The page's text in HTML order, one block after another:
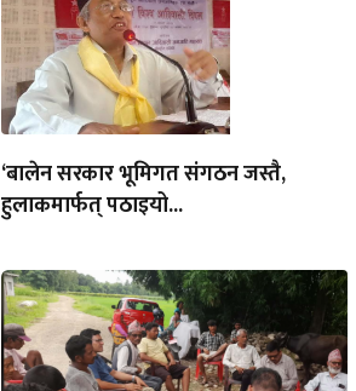
‘बालेन सरकार भूमिगत संगठन जस्तै,
हुलाकमार्फत् पठाइयो...